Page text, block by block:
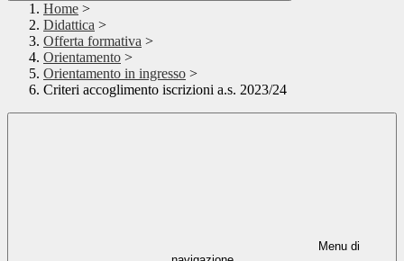
Home >
Didattica >
Offerta formativa >
Orientamento >
Orientamento in ingresso >
Criteri accoglimento iscrizioni a.s. 2023/24
Menu di